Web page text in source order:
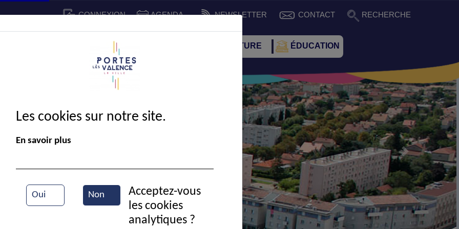
CONNEXION AGENDA NEWSLETTER CONTACT RECHERCHE
CADRE DE VIE SPORT ET CULTURE ÉDUCATION
La mairie de Portes-lès-Valence
Suivant
Les cookies sur notre site.
En savoir plus
Oui Non
Acceptez-vous
les cookies
analytiques ?